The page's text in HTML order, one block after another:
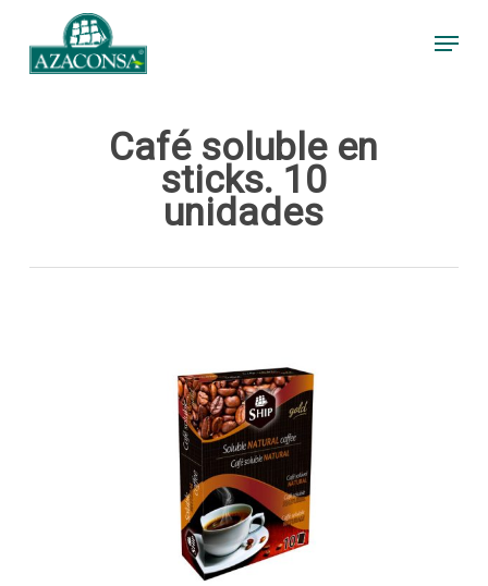
main
Menu
Café soluble en
sticks. 10
unidades